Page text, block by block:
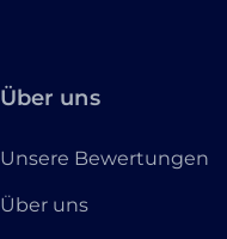
Über uns
Unsere Bewertungen
Über uns